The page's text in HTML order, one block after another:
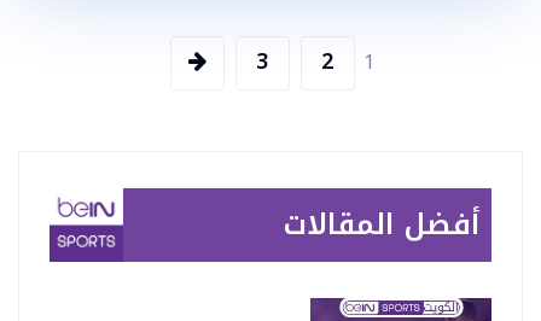
المقالات
1
2
3
أفضل المقالات